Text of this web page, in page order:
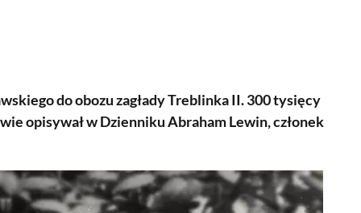
do obozu zagłady Treblinka II. 300 tysięcy
opisywał w Dzienniku Abraham Lewin, członek